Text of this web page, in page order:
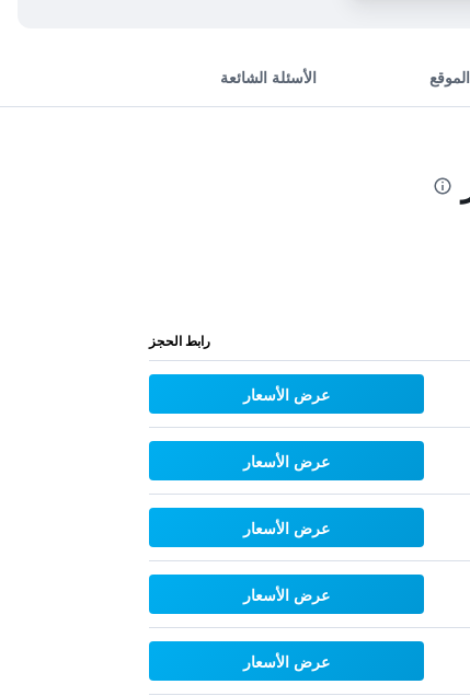
الموقع الأسئلة الشائعة
رابط الحجز
عرض الأسعار
عرض الأسعار
عرض الأسعار
عرض الأسعار
عرض الأسعار